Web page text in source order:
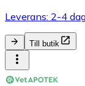
Leverans: 2-4
Till butik